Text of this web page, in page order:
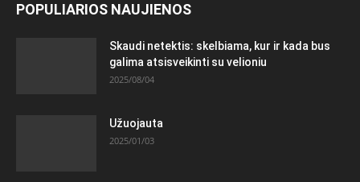
POPULIARIOS NAUJIENOS
Skaudi netektis: skelbiama, kur ir kada bus
galima atsisveikinti su velioniu
2025/08/04
Užuojauta
2025/01/03